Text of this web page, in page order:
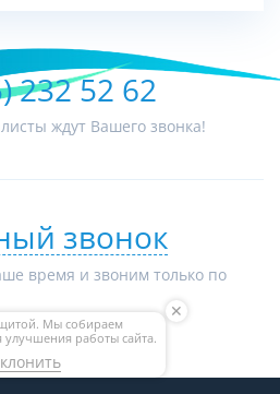
232 52 62
ждут Вашего звонка!
звонок
время и звоним только по
Мы собираем
улучшения работы сайта.
✕